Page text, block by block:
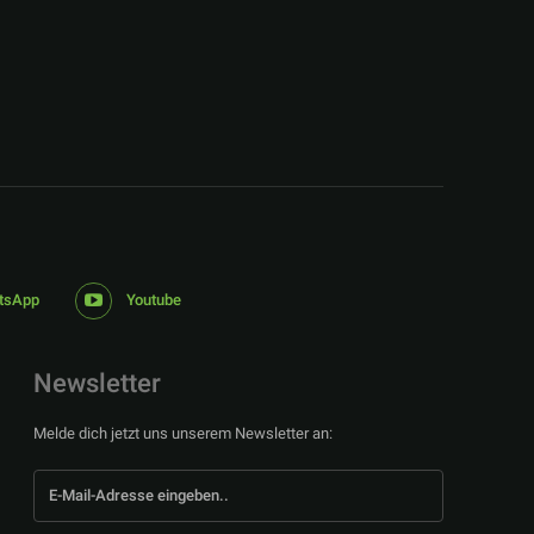
Youtube
Newsletter
Melde dich jetzt uns unserem Newsletter an: